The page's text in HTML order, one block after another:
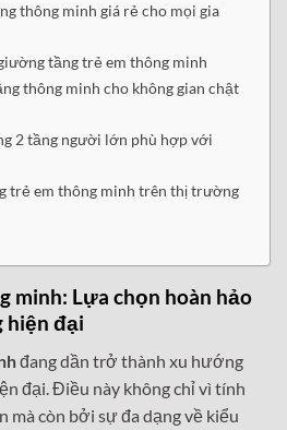
thông minh giá rẻ cho mọi gia
tầng trẻ em thông minh
thông minh cho không gian chật
2 tầng người lớn phù hợp với
trẻ em thông minh trên thị trường
minh: Lựa chọn hoàn hảo
hiện đại
đang dần trở thành xu hướng
đại. Điều này không chỉ vì tính
mà còn bởi sự đa dạng về kiểu